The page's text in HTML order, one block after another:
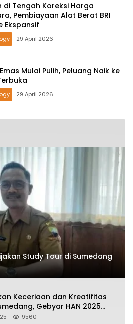
di Tengah Koreksi Harga
Pembiayaan Alat Berat BRI
Ekspansif
29 April 2026
Mulai Pulih, Peluang Naik ke
29 April 2026
Study Tour di Sumedang
Keceriaan dan Kreatifitas
Gebyar HAN 2025
dan Wabup
9560